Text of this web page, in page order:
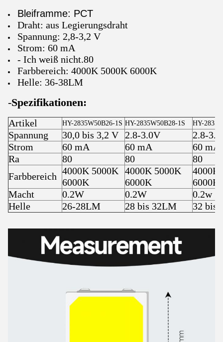
Bleiframme: PCT
Draht: aus Legierungsdraht
Spannung: 2,8-3,2 V
Strom: 60 mA
- Ich weiß nicht.80
Farbbereich: 4000K 5000K 6000K
Helle: 36-38LM
-Spezifikationen:
Artikel HY-2835W50B26-1S HY-2835W50B28-1S HY-
Spannung 30,0 bis 3,2 V 2.8-3.0V
2.8-
Strom
60 mA 60 mA
60 mA
Ra
80 80
80
Farbbereich 4000K 5000K
6000K
4000K 5000K
6000K
4000K
6000K
Macht
0.2W 0.2W
0.2w
Helle
26-28LM 28 bis 32LM 32 bis